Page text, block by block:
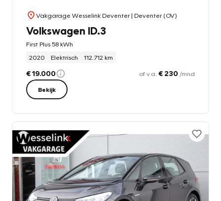
Vakgarage Wesselink Deventer| Deventer (OV)
Volkswagen ID.3
First Plus 58 kWh
2020
Elektrisch 112.712 km
€ 19.000 of v.a. € 230 /mnd
Bekijk